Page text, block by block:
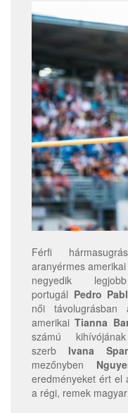
Férfi
aranyérmes amerikai
negyedik
portugál Pedro
női távolugrásban
amerikaiTianna
számú
szerb Ivana
mezőnyben
eredményeket ért el
a régi, remek